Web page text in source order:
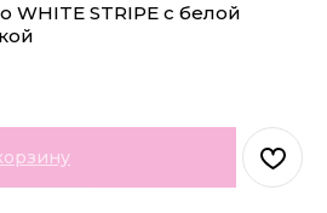
WHITE STRIPE с белой